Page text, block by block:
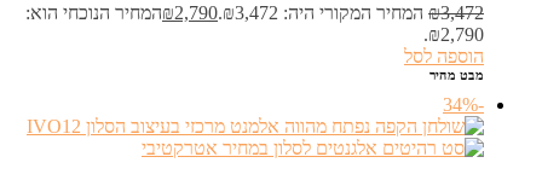
₪3,472 המחיר המקורי היה: ₪3,472. ₪2,790
המחיר הנוכחי הוא:
₪2,790.
הוספה לסל
מבט מהיר
-34%